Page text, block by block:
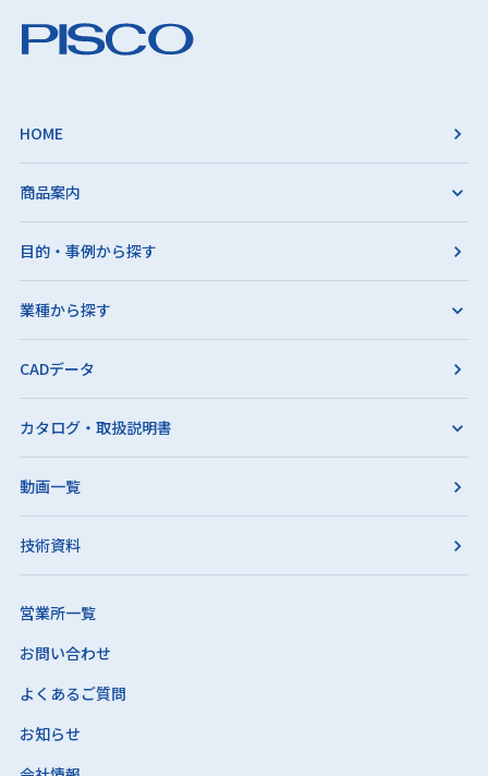
HOME
商品案内
目的・事例から探す
業種から探す
CADデータ
カタログ・取扱説明書
動画一覧
技術資料
営業所一覧
お問い合わせ
よくあるご質問
お知らせ